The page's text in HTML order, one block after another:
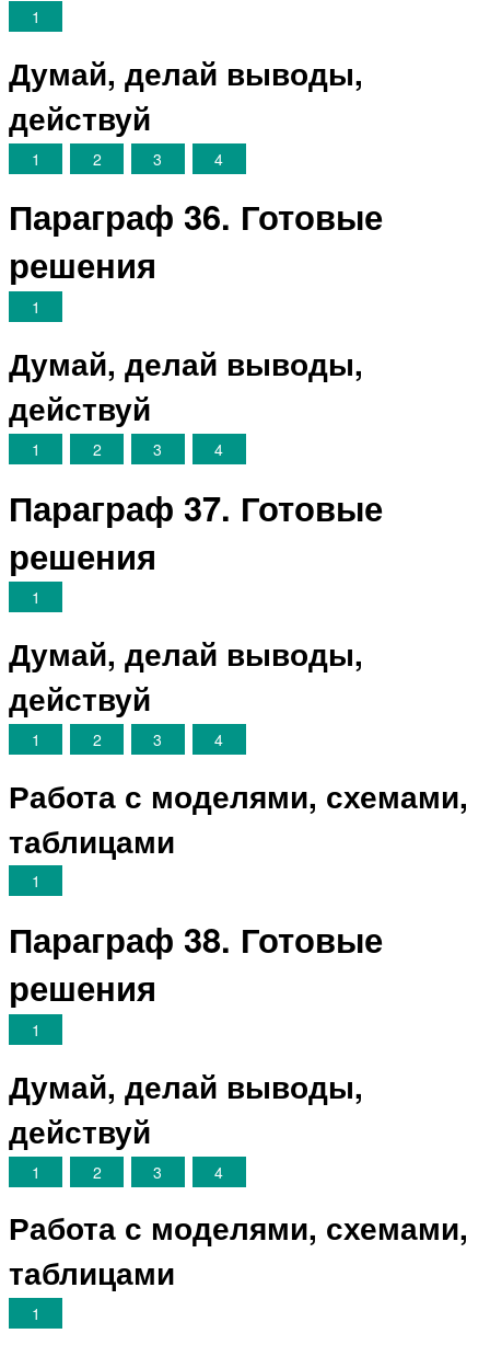
1
Думай, делай выводы,
действуй
1 2 3 4
Параграф 36. Готовые
решения
1
Думай, делай выводы,
действуй
1 2 3 4
Параграф 37. Готовые
решения
1
Думай, делай выводы,
действуй
1 2 3 4
Работа с моделями, схемами,
таблицами
1
Параграф 38. Готовые
решения
1
Думай, делай выводы,
действуй
1 2 3 4
Работа с моделями, схемами,
таблицами
1